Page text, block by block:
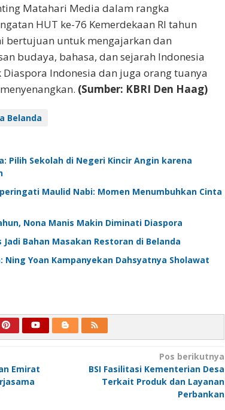
Matahari Media dalam rangka
HUT ke-76 Kemerdekaan RI tahun
bertujuan untuk mengajarkan dan
budaya, bahasa, dan sejarah Indonesia
Indonesia dan juga orang tuanya
(Sumber: KBRI Den Haag)
Belanda
Pilih Sekolah di Negeri Kincir Angin karena
Maulid Nabi: Momen Menumbuhkan Cinta
Nona Manis Makin Diminati Diaspora
Jadi Bahan Masakan Restoran di Belanda
Ning Yoan Kampanyekan Dahsyatnya Sholawat
Emirat
Pos berikutnya
BSI Fasilitasi Kementerian Desa
Terkait Produk dan Layanan
Perbankan